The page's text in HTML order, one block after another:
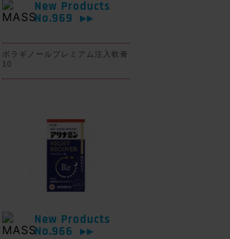
New Products
No.969
▶▶
ボラギノールプレミアム注入軟膏
10
New Products
No.966
▶▶